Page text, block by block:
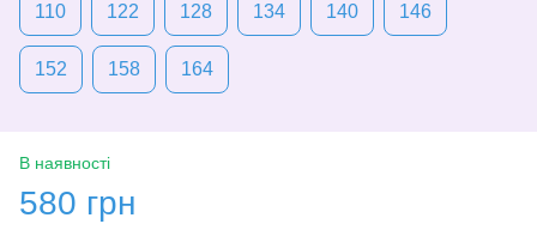
110 122 128 134 140 146
152 158 164
В наявності
580 грн